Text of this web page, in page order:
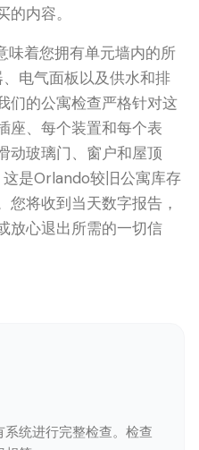
内容。
着您拥有单元墙内的所
电气面板以及供水和排
们的公寓检查严格针对这
座、每个装置和每个表
动玻璃门、窗户和屋顶
是Orlando较旧公寓库存
您将收到当天数字报告，
放心退出所需的一切信
统进行完整检查。检查